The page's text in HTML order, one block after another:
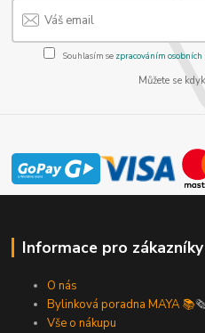
Souhlasím se zpracováním osobních
Můžete se
Informace pro zákazníky
O nás
Bylinková poradna MAYA 📚
Vše o nákupu